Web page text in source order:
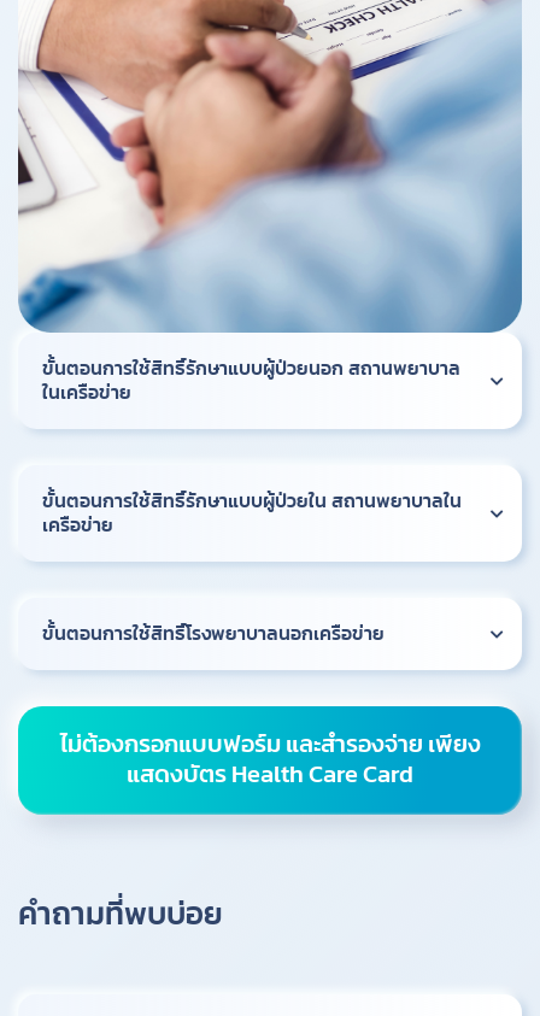
ขั้นตอนการใช้สิทธิ์รักษาแบบผู้ป่วยนอก สถานพยาบาล
ในเครือข่าย
ขั้นตอนการใช้สิทธิ์รักษาแบบผู้ป่วยใน สถานพยาบาลใน
เครือข่าย
ขั้นตอนการใช้สิทธิ์โรงพยาบาลนอกเครือข่าย
ไม่ต้องกรอกแบบฟอร์ม และสำรองจ่าย เพียง
แสดงบัตร Health Care Card
คำถามที่พบบ่อย